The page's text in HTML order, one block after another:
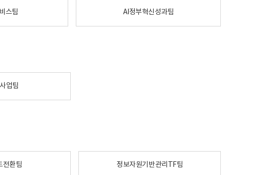
스팀 AI정부혁신성과팀
업팀
전환팀 정보자원기반관리TF팀